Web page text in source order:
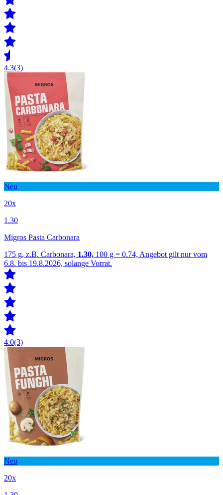
4.3(3)
Neu
20x
1.30
Migros Pasta Carbonara
175 g, z.B. Carbonara, 1.30, 100 g = 0.74, Angebot gilt nur vom
6.8. bis 19.8.2026, solange Vorrat.
4.0(3)
Neu
20x